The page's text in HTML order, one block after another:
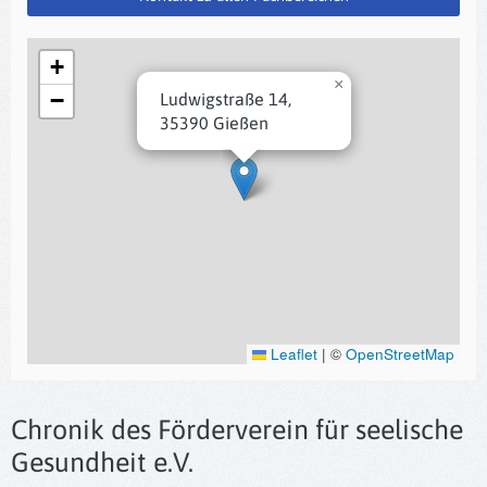
Ludwigstraße 14,
35390 Gießen
×
+
−
Leaflet | © OpenStreetMap
Chronik des Förderverein für seelische
Gesundheit e.V.